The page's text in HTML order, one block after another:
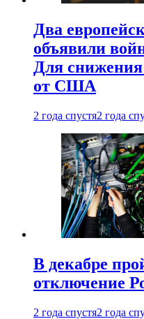
Два
объявили
Для
от США
2 года спустя2 года
В декабре
отключение
2 года спустя2 года